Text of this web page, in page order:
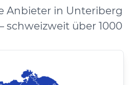
Anbieter in Unteriberg
schweizweit über 1000